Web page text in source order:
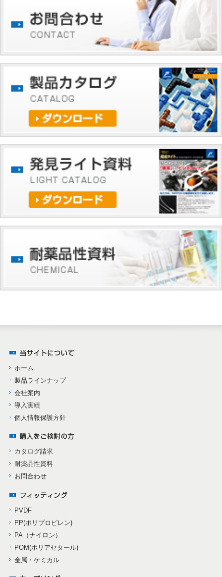
ホーム
製品ラインナップ
会社案内
導入実績
個人情報保護方針
カタログ請求
耐薬品性資料
お問合わせ
PVDF
PP(ポリプロピレン)
PA（ナイロン）
POM(ポリアセタール)
金属・ケミカル